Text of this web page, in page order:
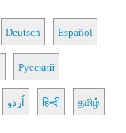
Deutsch Español
Русский
اُردو हिन्दी தமிழ்